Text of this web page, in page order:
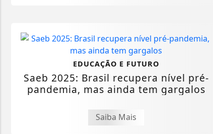
EDUCAÇÃO E FUTURO
Saeb 2025: Brasil recupera nível pré-
pandemia, mas ainda tem gargalos
Saiba Mais